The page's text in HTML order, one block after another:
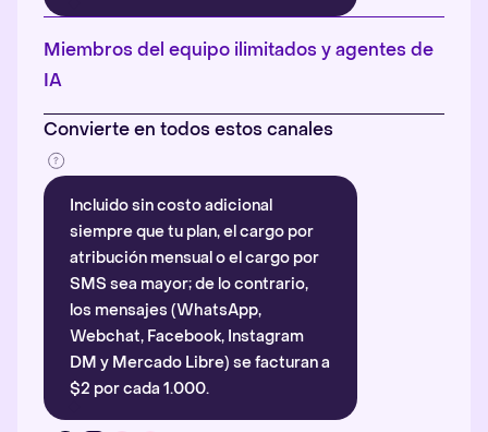
automáticamente la atribución.
Más información
Miembros del equipo ilimitados y agentes de
IA
Convierte en todos estos canales
Incluido sin costo adicional
siempre que tu plan, el cargo por
atribución mensual o el cargo por
SMS sea mayor; de lo contrario,
los mensajes (WhatsApp,
Webchat, Facebook, Instagram
DM y Mercado Libre) se facturan a
$2 por cada 1.000.